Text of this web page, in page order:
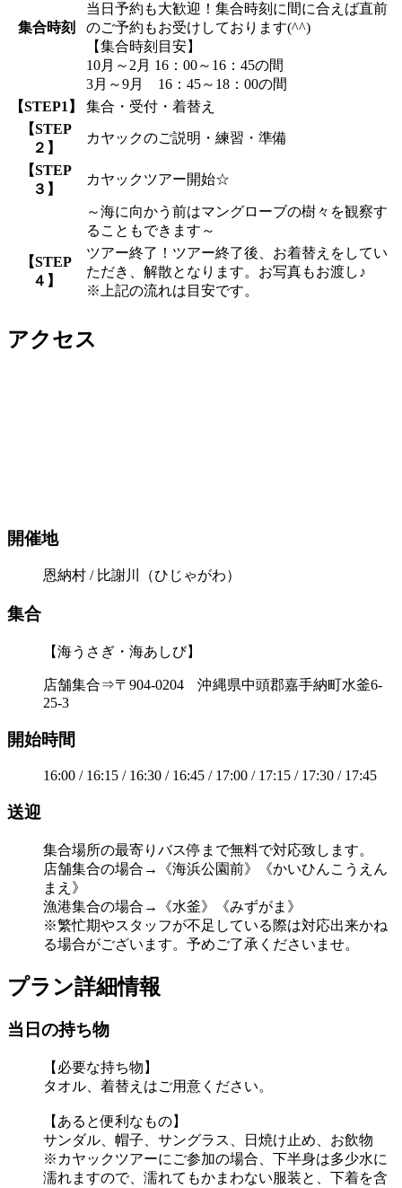
集合時刻
当日予約も大歓迎！集合時刻に間に合えば直前
のご予約もお受けしております(^^)
【集合時刻目安】
10月～2月 16：00～16：45の間
3月～9月 16：45～18：00の間
【STEP1】
集合・受付・着替え
【STEP
２】
カヤックのご説明・練習・準備
【STEP
３】
カヤックツアー開始☆
～海に向かう前はマングローブの樹々を観察す
ることもできます～
【STEP
４】
ツアー終了！ツアー終了後、お着替えをしてい
ただき、解散となります。お写真もお渡し♪
※上記の流れは目安です。
アクセス
開催地
恩納村 / 比謝川（ひじゃがわ）
集合
【海うさぎ・海あしび】
店舗集合⇒〒904-0204 沖縄県中頭郡嘉手納町水釜6-
25-3
開始時間
16:00 / 16:15 / 16:30 / 16:45 / 17:00 / 17:15 / 17:30 / 17:45
送迎
集合場所の最寄りバス停まで無料で対応致します。
店舗集合の場合→《海浜公園前》《かいひんこうえん
まえ》
漁港集合の場合→《水釜》《みずがま》
※繁忙期やスタッフが不足している際は対応出来かね
る場合がございます。予めご了承くださいませ。
プラン詳細情報
当日の持ち物
【必要な持ち物】
タオル、着替えはご用意ください。
【あると便利なもの】
サンダル、帽子、サングラス、日焼け止め、お飲物
※カヤックツアーにご参加の場合、下半身は多少水に
濡れますので、濡れてもかまわない服装と、下着を含